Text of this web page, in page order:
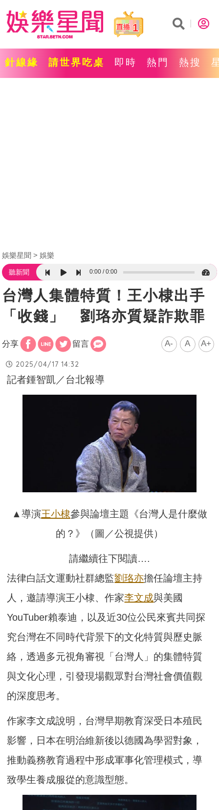
1
針線緣 請世界吃桌 即時 熱門 熱搜
娛樂星聞 娛樂
聽新聞 0:00 0:00
台灣人集體特質！王小棣出手
「收錢」 劉珞亦質疑詐欺罪
分享 留言 A- A A+
2025/04/17 14:32
記者鍾智凱／台北報導
▲導演王小棣參與論壇主題《台灣人是什麼做
的？》（圖／公視提供）
請繼續往下閱讀….
法律白話文運動社群總監劉珞亦擔任論壇主持
人，邀請導演王小棣、作家李文成與美國
YouTuber賴泰迪，以及近30位公民來賓共同探
究台灣在不同時代背景下的文化特質與歷史脈
絡，透過多元視角審視「台灣人」的集體特質
與文化心理，引發現場觀眾對台灣社會價值觀
的深度思考。
作家李文成說明，台灣早期教育深受日本殖民
影響，日本在明治維新後以德國為學習對象，
推動義務教育過程中形成軍事化管理模式，導
致學生養成服從的意識型態。